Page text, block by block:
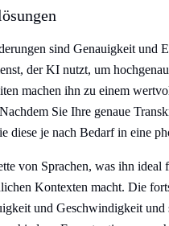
sind Genauigkeit und
der KI nutzt, um
machen ihn zu einem
Sie Ihre genaue
diese je nach Bedarf in eine
von Sprachen, was ihn
Kontexten macht. Die
und Geschwindigkeit